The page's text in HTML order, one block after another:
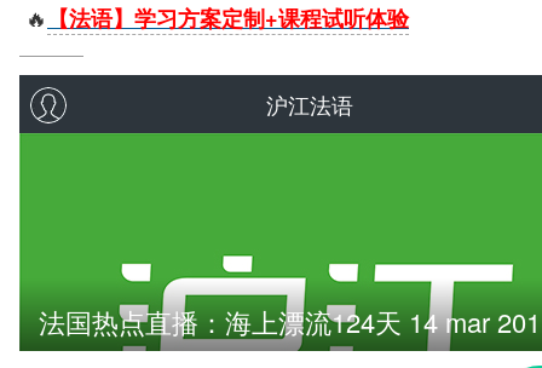
🔥 【法语】学习方案定制+课程试听体验